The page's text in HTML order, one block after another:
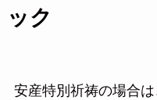
ック
安産特別祈祷の場合